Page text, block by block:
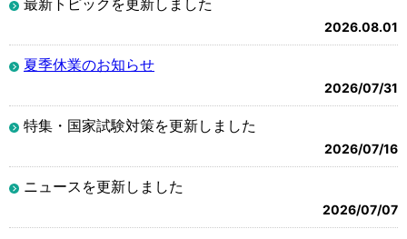
2026.08.01
夏季休業のお知らせ
2026/07/31
特集・国家試験対策を更新しました
2026/07/16
ニュースを更新しました
2026/07/07